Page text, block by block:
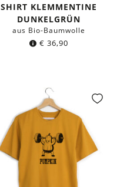
SHIRT KLEMMENTINE
DUNKELGRÜN
aus Bio-Baumwolle
€ 36,90